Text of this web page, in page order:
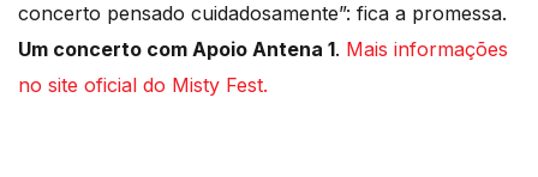
concerto pensado cuidadosamente”: fica a promessa.
Um concerto com Apoio Antena 1. Mais informações
no site oficial do Misty Fest.